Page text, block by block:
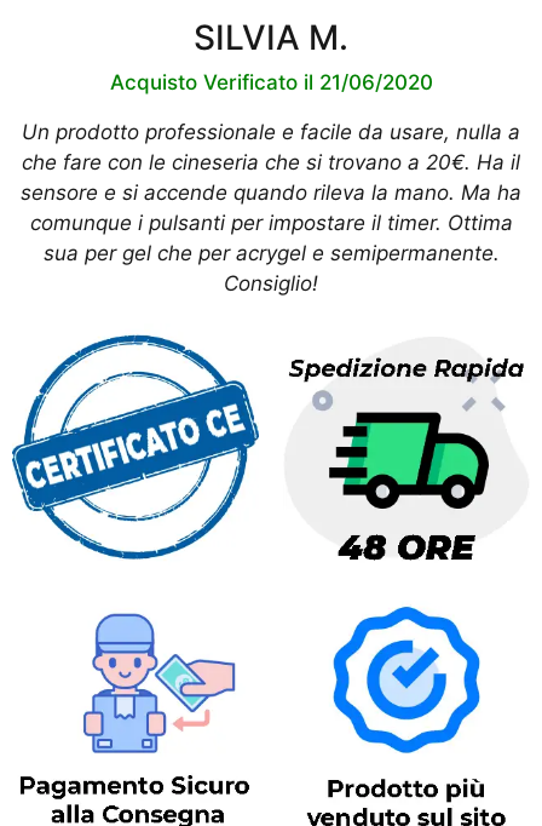
SILVIA M.
Acquisto Verificato il 21/06/2020
Un prodotto professionale e facile da usare, nulla a
che fare con le cineseria che si trovano a 20€. Ha il
sensore e si accende quando rileva la mano. Ma ha
comunque i pulsanti per impostare il timer. Ottima
sua per gel che per acrygel e semipermanente.
Consiglio!